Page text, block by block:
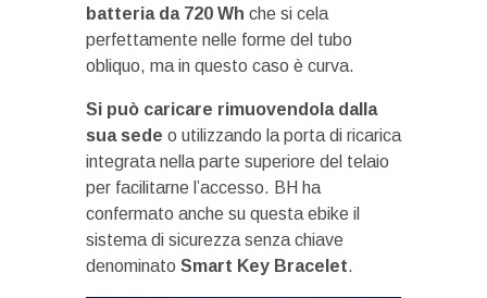
batteria da 720 Wh che si cela
perfettamente nelle forme del tubo
obliquo, ma in questo caso è curva.
Si può caricare rimuovendola dalla
sua sede o utilizzando la porta di ricarica
integrata nella parte superiore del telaio
per facilitarne l’accesso. BH ha
confermato anche su questa ebike il
sistema di sicurezza senza chiave
denominato Smart Key Bracelet.